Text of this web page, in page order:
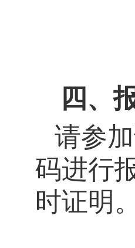
四、
请参
码进行
时证明。